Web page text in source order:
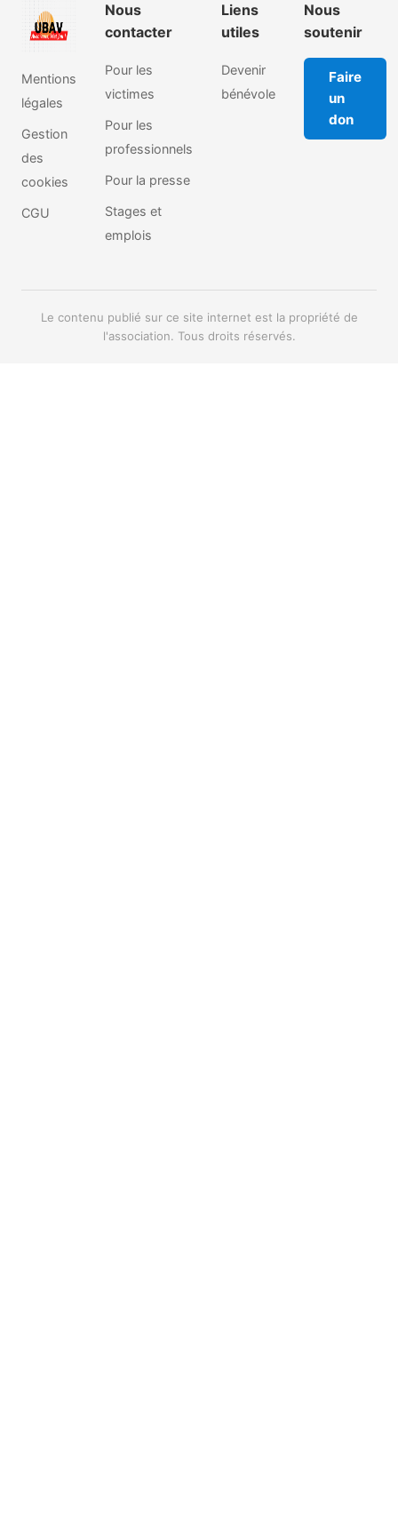
Mentions
légales
Gestion
des
cookies
CGU
Nous
contacter
Pour les
victimes
Pour les
professionnels
Pour la presse
Stages et
emplois
Liens
utiles
Devenir
bénévole
Nous
soutenir
Faire
un
don
Le contenu publié sur ce site internet est la propriété de
l'association. Tous droits réservés.